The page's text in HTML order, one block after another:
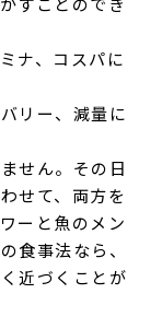
ナ、コスパに
リー、減量に
せん。その日
せて、両方を
ーと魚のメン
食事法なら、
近づくことが